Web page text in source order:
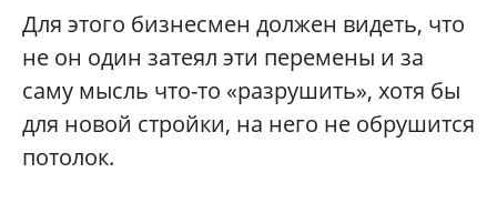
Для этого бизнесмен должен видеть, что
не он один затеял эти перемены и за
саму мысль что-то «разрушить», хотя бы
для новой стройки, на него не обрушится
потолок.